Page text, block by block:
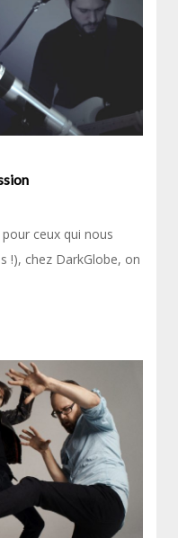
ceux qui nous
!), chez DarkGlobe, on